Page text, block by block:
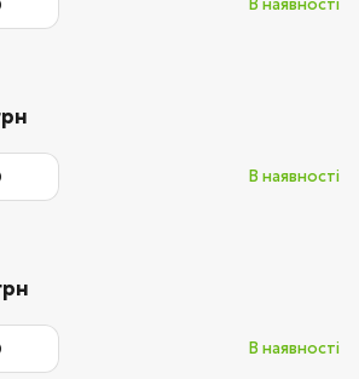
В наявності
В наявності
В наявності